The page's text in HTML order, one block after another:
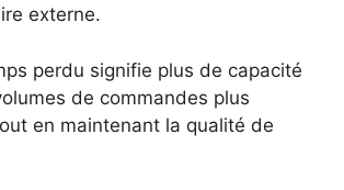
externe.
perdu signifie plus de capacité
de commandes plus
en maintenant la qualité de